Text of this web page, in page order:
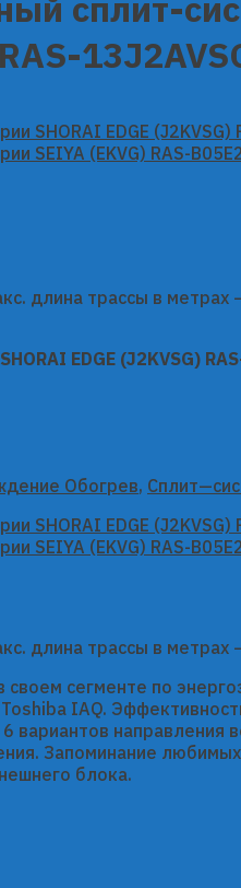
сплит-
длина трассы в
EDGE (J2KVSG)
Обогрев,
длина трассы в
сегменте по
IAQ.
вариантов
Запоминание
блока.